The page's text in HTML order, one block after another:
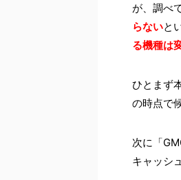
が、調べ
らないと
る機種は
ひとまず
の時点で
次に「
キャッシ